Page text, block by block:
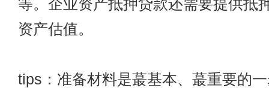
等。企业资产抵押贷款还需要提供抵
资产估值。
tips：准备材料是蕞基本、蕞重要的